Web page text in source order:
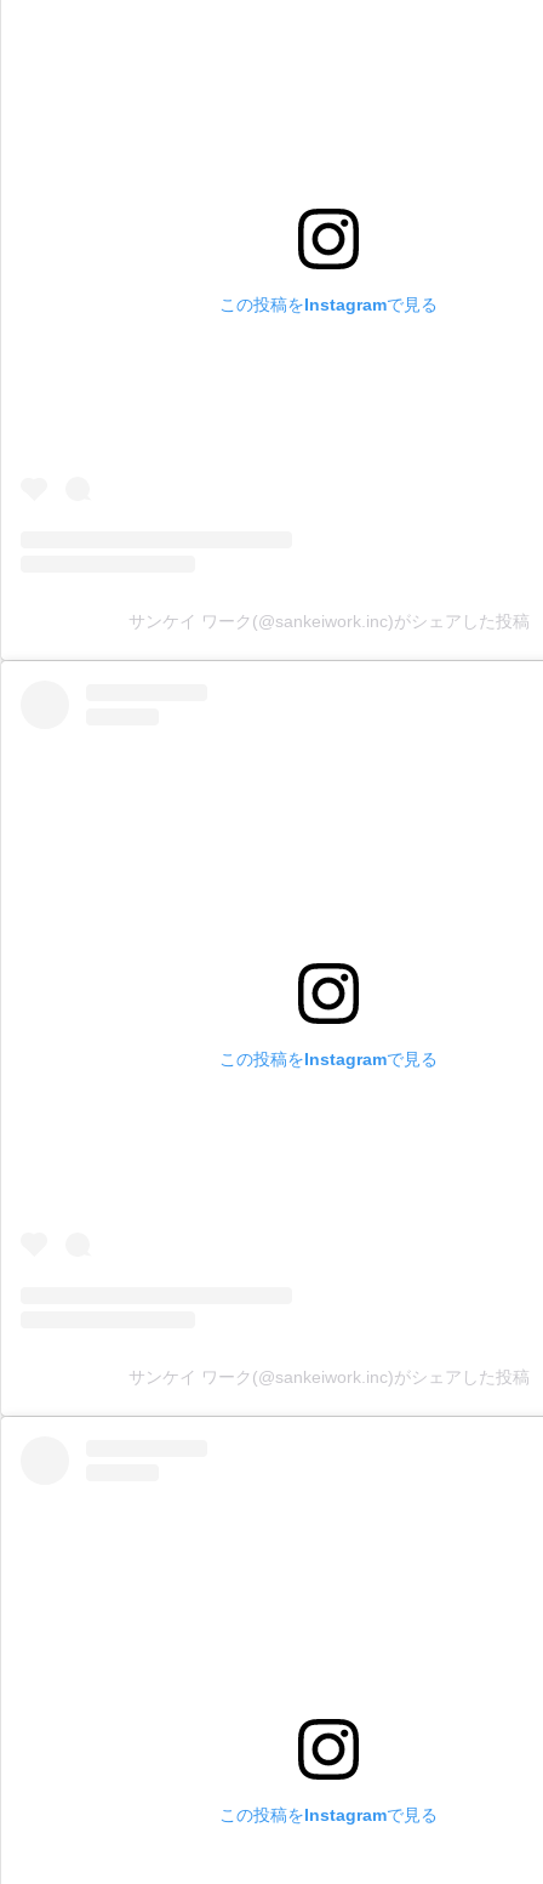
この投稿をInstagramで見る
サンケイ ワーク(@sankeiwork.inc)がシェアした投稿
この投稿をInstagramで見る
サンケイ ワーク(@sankeiwork.inc)がシェアした投稿
この投稿をInstagramで見る